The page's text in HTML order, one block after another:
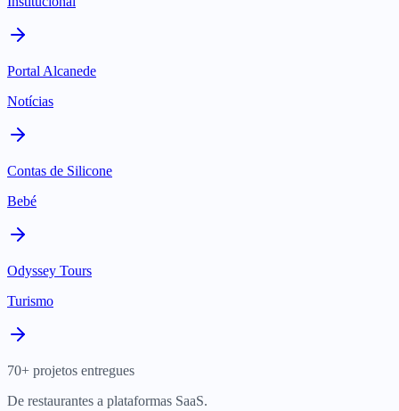
Portal Alcanede
Notícias
Contas de Silicone
Bebé
Odyssey Tours
Turismo
70+ projetos entregues
De restaurantes a plataformas SaaS.